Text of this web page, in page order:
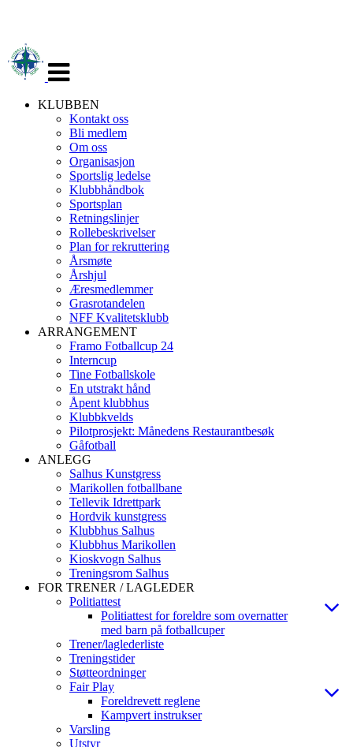
navigasjon
KLUBBEN
Kontakt oss
Bli medlem
Om oss
Organisasjon
Sportslig ledelse
Klubbhåndbok
Sportsplan
Retningslinjer
Rollebeskrivelser
Plan for rekruttering
Årsmøte
Årshjul
Æresmedlemmer
Grasrotandelen
NFF Kvalitetsklubb
ARRANGEMENT
Framo Fotballcup 24
Interncup
Tine Fotballskole
En utstrakt hånd
Åpent klubbhus
Klubbkvelds
Pilotprosjekt: Månedens Restaurantbesøk
Gåfotball
ANLEGG
Salhus Kunstgress
Marikollen fotballbane
Tellevik Idrettpark
Hordvik kunstgress
Klubbhus Salhus
Klubbhus Marikollen
Kioskvogn Salhus
Treningsrom Salhus
FOR TRENER / LAGLEDER
Politiattest
Politiattest for foreldre som overnatter
med barn på fotballcuper
Trener/laglederliste
Treningstider
Støtteordninger
Fair Play
Foreldrevett reglene
Kampvert instrukser
Varsling
Utstyr